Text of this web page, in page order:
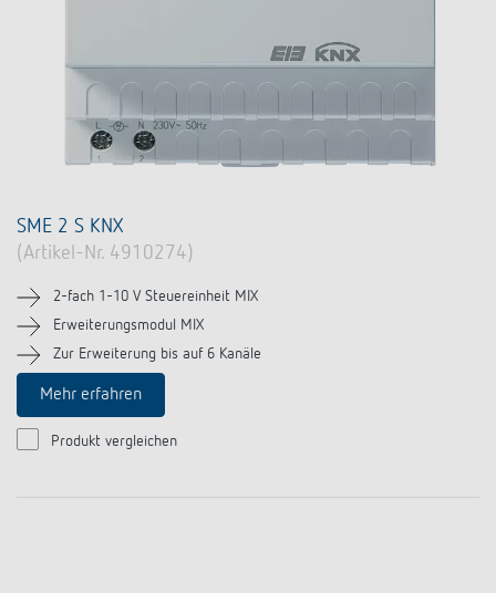
SME 2 S KNX
(Artikel-Nr. 4910274)
2-fach 1-10 V Steuereinheit MIX
Erweiterungsmodul MIX
Zur Erweiterung bis auf 6 Kanäle
Mehr erfahren
Produkt vergleichen